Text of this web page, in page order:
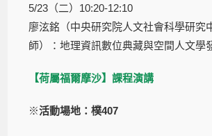
5/23（二）10:20-12:10
廖泫銘（中央研究院人文社會科學研究
師）：地理資訊數位典藏與空間人文學
【荷屬福爾摩沙】課程演講
※活動場地：樸407